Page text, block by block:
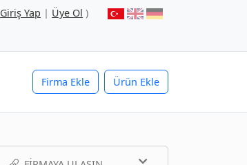
Giriş Yap | Üye Ol )
Firma Ekle Ürün Ekle